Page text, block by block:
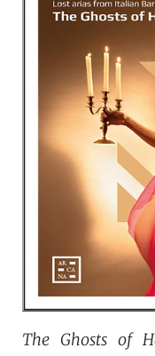
The Ghosts of